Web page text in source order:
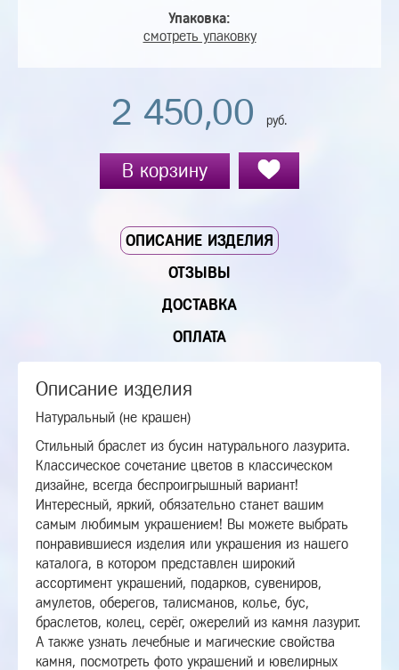
Упаковка:
смотреть упаковку
2 450,00 руб.
В корзину
ОПИСАНИЕ ИЗДЕЛИЯ
ОТЗЫВЫ
ДОСТАВКА
ОПЛАТА
Описание изделия
Натуральный (не крашен)
Стильный браслет из бусин натурального лазурита.
Классическое сочетание цветов в классическом
дизайне, всегда беспроигрышный вариант!
Интересный, яркий, обязательно станет вашим
самым любимым украшением! Вы можете выбрать
понравившиеся изделия или украшения из нашего
каталога, в котором представлен широкий
ассортимент украшений, подарков, сувениров,
амулетов, оберегов, талисманов, колье, бус,
браслетов, колец, серёг, ожерелий из камня лазурит.
А также узнать лечебные и магические свойства
камня, посмотреть фото украшений и ювелирных